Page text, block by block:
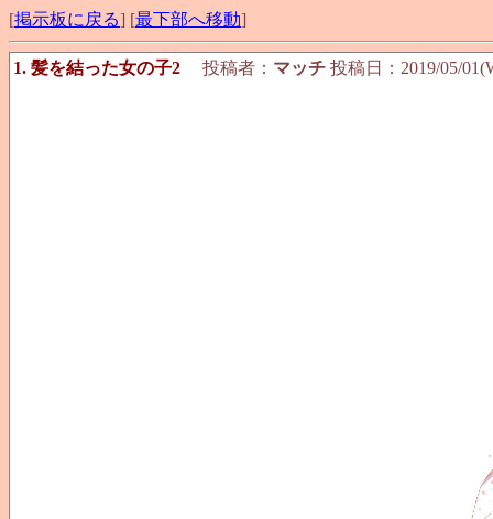
[掲示板に戻る] [最下部へ移動]
1. 髪を結った女の子2 投稿者： マッチ 投稿日：2019/05/